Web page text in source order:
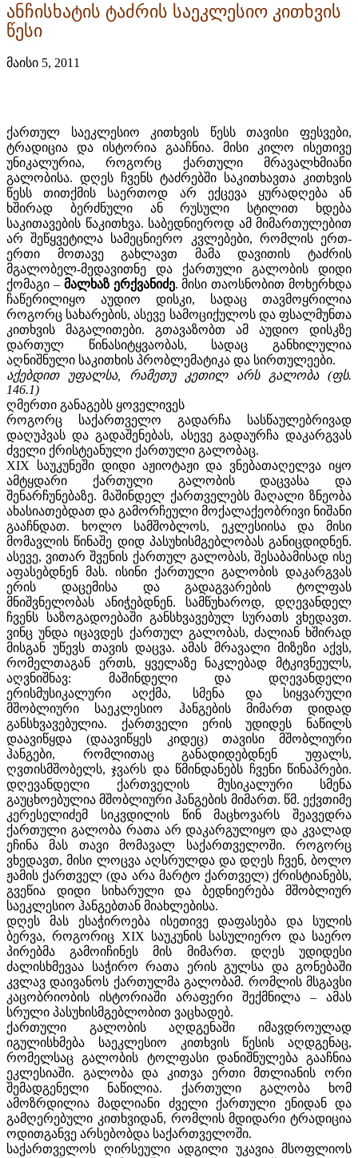
ანჩისხატის ტაძრის საეკლესიო კითხვის
წესი
მაისი 5, 2011
ქართულ საეკლესიო კითხვის წესს თავისი ფესვები,
ტრადიცია და ისტორია გააჩნია. მისი კილო ისეთივე
უნიკალურია, როგორც ქართული მრავალხმიანი
გალობისა. დღეს ჩვენს ტაძრებში საკითხავთა კითხვის
წესს თითქმის საერთოდ არ ექცევა ყურადღება ან
ხშირად ბერძნული ან რუსული სტილით ხდება
საკითავების წაკითხვა. საბედნიეროდ ამ მიმართულებით
არ შეწყვეტილა სამეცნიერო კვლებები, რომლის ერთ-
ერთი მოთავე გახლავთ მამა დავითის ტაძრის
მგალობელ-მედავითნე და ქართული გალობის დიდი
ქომაგი – მალხაზ ერქვანიძე. მისი თაოსნობით მოხერხდა
ჩაწერილიყო აუდიო დისკი, სადაც თავმოყრილია
როგორც სახარების, ასევე სამოციქულოს და ფსალმუნთა
კითხვის მაგალითები. გთავაზობთ ამ აუდიო დისკზე
დართულ წინასიტყვაობას, სადაც განხილულია
აღნიშნული საკითხის პრობლემატიკა და სირთულეები.
აქებდით უფალსა, რამეთუ კეთილ არს გალობა (ფს.
146.1)
ღმერთი განაგებს ყოველივეს
როგორც საქართველო გადარჩა სასწაულებრივად
დაღუპვას და გადაშენებას, ასევე გადაურჩა დაკარგვას
ძველი ქრისტეანული ქართული გალობაც.
XIX საუკუნეში დიდი აჟიოტაჟი და ვნებათაღელვა იყო
ამტყდარი ქართული გალობის დაცვასა და
შენარჩუნებაზე. მაშინდელ ქართველებს მაღალი ზნეობა
ახასიათებდათ და გამორჩეული მოქალაქეობრივი ნიშანი
გააჩნდათ. ხოლო სამშობლოს, ეკლესიისა და მისი
მომავლის წინაშე დიდ პასუხისმგებლობას განიცდიდნენ.
ასევე, ვითარ შვენის ქართულ გალობას, შესაბამისად ისე
აფასებდნენ მას. ისინი ქართული გალობის დაკარგვას
ერის დაცემისა და გადაგვარების ტოლფას
მნიშვნელობას ანიჭებდნენ. სამწუხაროდ, დღევანდელ
ჩვენს საზოგადოებაში განსხვავებულ სურათს ვხედავთ.
ვინც უნდა იცავდეს ქართულ გალობას, ძალიან ხშირად
მისგან უწევს თავის დაცვა. ამას მრავალი მიზეზი აქვს,
რომელთაგან ერთს, ყველაზე ნაკლებად მტკივნეულს,
აღვნიშნავ: მაშინდელი და დღევანდელი
ერისმუსიკალური აღქმა, სმენა და სიყვარული
მშობლიური საეკლესიო ჰანგების მიმართ დიდად
განსხვავებულია. ქართველი ერის უდიდეს ნაწილს
დაავიწყდა (დაავიწყეს კიდეც) თავისი მშობლიური
ჰანგები, რომლითაც განადიდებდნენ უფალს,
ღვთისმშობელს, ჯვარს და წმინდანებს ჩვენი წინაპრები.
დღევანდელი ქართველის მუსიკალური სმენა
გაუცხოებულია მშობლიური ჰანგების მიმართ. წმ. ექვთიმე
კერესელიძემ სიკვდილის წინ მაცხოვარს შეავედრა
ქართული გალობა რათა არ დაკარგულიყო და კვალად
ეჩინა მას თავი მომავალ საქართველოში. როგორც
ვხედავთ, მისი ლოცვა აღსრულდა და დღეს ჩვენ, ბოლო
ჟამის ქართველ (და არა მარტო ქართველ) ქრისტიანებს,
გვეწია დიდი სიხარული და ბედნიერება მშობლიურ
საეკლესიო ჰანგებთან მიახლებისა.
დღეს მას ესაჭიროება ისეთივე დაფასება და სულის
ბერვა, როგორიც XIX საუკუნის სასულიერო და საერო
პირებმა გამოიჩინეს მის მიმართ. დღეს უდიდესი
ძალისხმევაა საჭირო რათა ერის გულსა და გონებაში
კვლავ დაივანოს ქართულმა გალობამ. რომლის მსგავსი
კაცობრიობის ისტორიაში არაფერი შექმნილა – ამას
სრული პასუხისმგებლობით ვაცხადებ.
ქართული გალობის აღდგენაში იმავდროულად
იგულისხმება საეკლესიო კითხვის წესის აღდგენაც,
რომელსაც გალობის ტოლფასი დანიშნულება გააჩნია
ეკლესიაში. გალობა და კითვა ერთი მთლიანის ორი
შემადგენელი ნაწილია. ქართული გალობა ხომ
ამოზრდილია მადლიანი ძველი ქართული ენიდან და
გამღერებული კითხვიდან, რომლის მდიდარი ტრადიცია
ოდითგანვე არსებობდა საქართველოში.
საქართველოს ღირსეული ადგილი უკავია მსოფლიოს